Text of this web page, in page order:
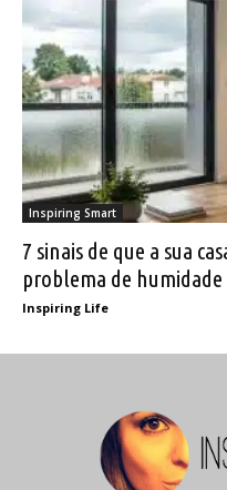
Inspiring Smart
7 sinais de que a sua
problema de humidade
Inspiring Life